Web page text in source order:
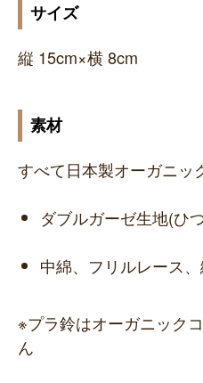
サイズ
縦 15cm×横 8cm
素材
すべて日本製オーガニッ
ダブルガーゼ生地(ひ
中綿、フリルレース
※プラ鈴はオーガニック
ん